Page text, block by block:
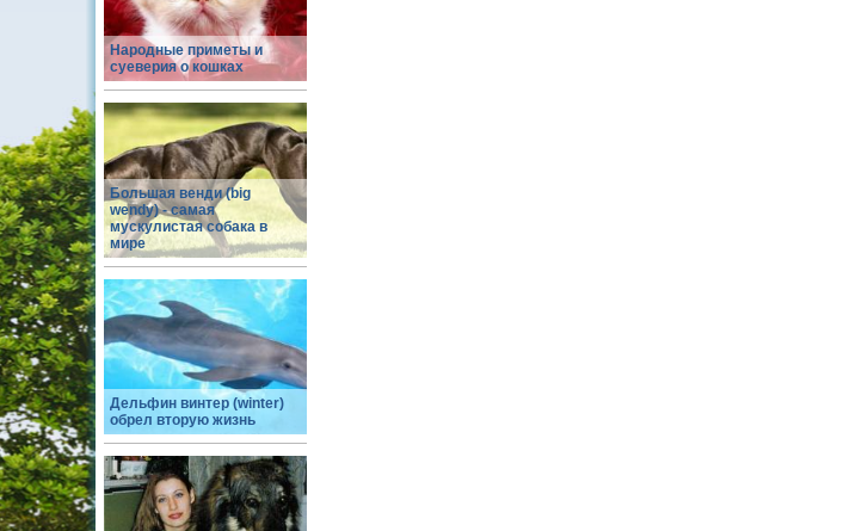
Народные приметы и
суеверия о кошках
Большая венди (big
wendy) - самая
мускулистая собака в
мире
Дельфин винтер (winter)
обрел вторую жизнь